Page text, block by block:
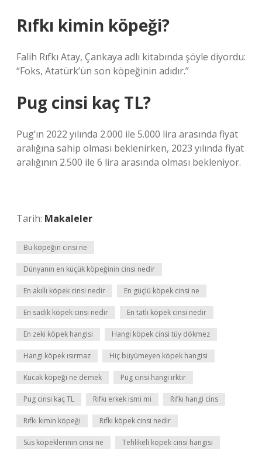
Rıfkı kimin köpeği?
Falih Rıfkı Atay, Çankaya adlı kitabında şöyle diyordu:
“Foks, Atatürk’ün son köpeğinin adıdır.”
Pug cinsi kaç TL?
Pug’ın 2022 yılında 2.000 ile 5.000 lira arasında fiyat
aralığına sahip olması beklenirken, 2023 yılında fiyat
aralığının 2.500 ile 6 lira arasında olması bekleniyor.
Tarih: Makaleler
Bu köpeğin cinsi ne
Dünyanın en küçük köpeğinin cinsi nedir
En akıllı köpek cinsi nedir En güçlü köpek cinsi ne
En sadık köpek cinsi nedir En tatlı köpek cinsi nedir
En zeki köpek hangisi Hangi köpek cinsi tüy dökmez
Hangi köpek ısırmaz Hiç büyümeyen köpek hangisi
Kucak köpeği ne demek Pug cinsi hangi ırktır
Pug cinsi kaç TL Rıfkı erkek ismi mi Rıfkı hangi cins
Rıfkı kimin köpeği Rıfkı köpek cinsi nedir
Süs köpeklerinin cinsi ne Tehlikeli köpek cinsi hangisi